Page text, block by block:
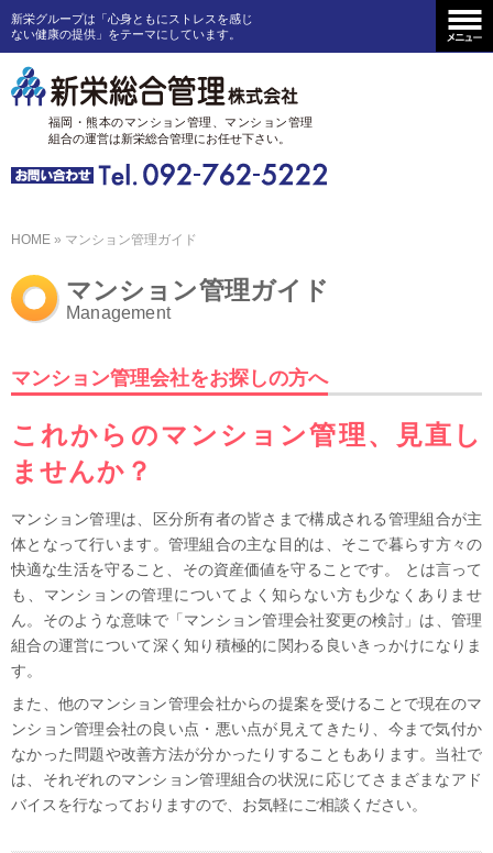
新栄グループは「心身ともにストレスを感じ
ない健康の提供」をテーマにしています。
福岡・熊本のマンション管理、 マンション管理
組合の運営は新栄総合管理にお任せ下さい。
HOME » マンション管理ガイド
マンション管理ガイド
Management
マンション管理会社をお探しの方へ
これからのマンション管理、見直し
ませんか？
マンション管理は、区分所有者の皆さまで構成される管理組合が主
体となって行います。管理組合の主な目的は、そこで暮らす方々の
快適な生活を守ること、その資産価値を守ることです。 とは言って
も、マンションの管理についてよく知らない方も少なくありませ
ん。そのような意味で「マンション管理会社変更の検討」は、管理
組合の運営について深く知り積極的に関わる良いきっかけになりま
す。
また、他のマンション管理会社からの提案を受けることで現在のマ
ンション管理会社の良い点・悪い点が見えてきたり、今まで気付か
なかった問題や改善方法が分かったりすることもあります。当社で
は、それぞれのマンション管理組合の状況に応じてさまざまなアド
バイスを行なっておりますので、お気軽にご相談ください。